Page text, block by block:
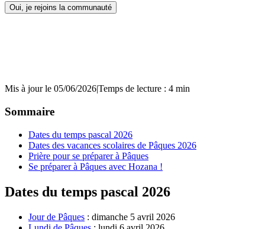
Oui, je rejoins la communauté
Mis à jour le 05/06/2026|Temps de lecture : 4 min
Sommaire
Dates du temps pascal 2026
Dates des vacances scolaires de Pâques 2026
Prière pour se préparer à Pâques
Se préparer à Pâques avec Hozana !
Dates du temps pascal 2026
Jour de Pâques : dimanche 5 avril 2026